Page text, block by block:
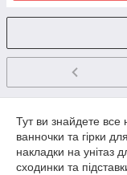
Тут ви знайдете все
ванночки та гірки
накладки на унітаз
сходинки та